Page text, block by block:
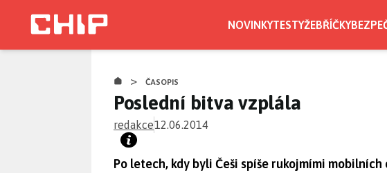
NOVINKYTESTYŽEBŘÍČKY
> ČASOPIS
Poslední bitva vzplála
redakce12.06.2014
Po letech, kdy byli Češi spíše rukojmími